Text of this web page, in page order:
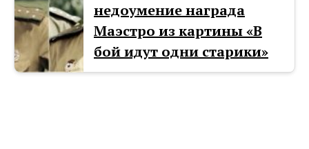
недоумение награда
Маэстро из картины «В
бой идут одни старики»